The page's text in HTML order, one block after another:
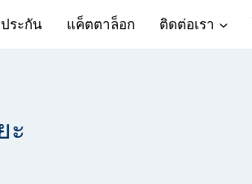
ระกัน แค็ตตาล็อก ติดต่อเรา
ะ